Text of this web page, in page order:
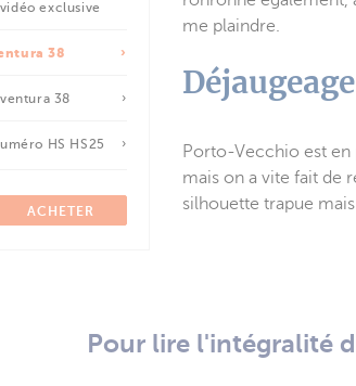
exclusive
38
38
HS HS25
ACHETER
me plaindre.
Porto-Vecchio est en
mais on a vite fait de
silhouette trapue mais
Pour lire l'intégralité